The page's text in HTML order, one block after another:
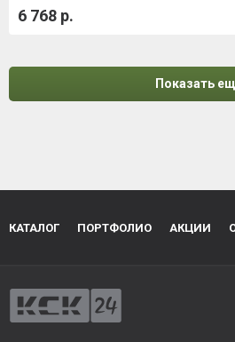
6 768 р.
Показать
КАТАЛОГ ПОРТФОЛИО АКЦИИ